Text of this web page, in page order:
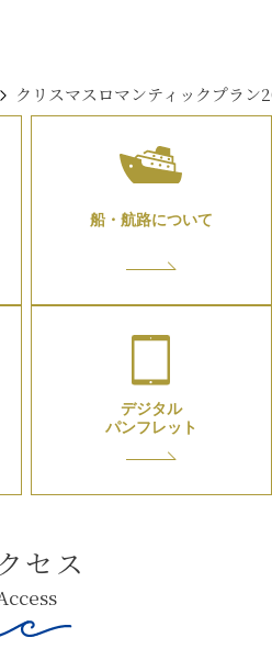
クリスマスロマンティックプラン
船・航路について
デジタル
パンフレット
セス